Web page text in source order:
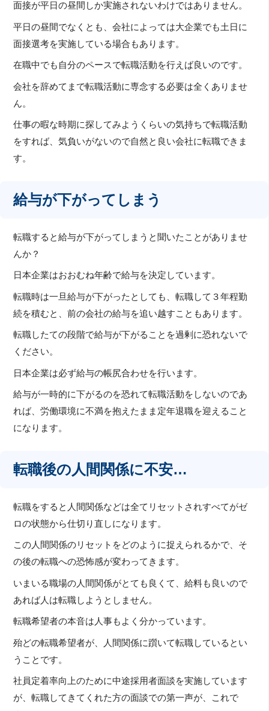
面接が平日の昼間しか実施されないわけではありません。
平日の昼間でなくとも、会社によっては大企業でも土日に
面接選考を実施している場合もあります。
在職中でも自分のペースで転職活動を行えば良いのです。
会社を辞めてまで転職活動に専念する必要は全くありませ
ん。
仕事の暇な時期に探してみようくらいの気持ちで転職活動
をすれば、気負いがないので自然と良い会社に転職できま
す。
給与が下がってしまう
転職すると給与が下がってしまうと聞いたことがありませ
んか？
日本企業はおおむね年齢で給与を決定しています。
転職時は一旦給与が下がったとしても、転職して３年程勤
続を積むと、前の会社の給与を追い越すこともあります。
転職したての段階で給与が下がることを過剰に恐れないで
ください。
日本企業は必ず給与の帳尻合わせを行います。
給与が一時的に下がるのを恐れて転職活動をしないのであ
れば、労働環境に不満を抱えたまま定年退職を迎えること
になります。
転職後の人間関係に不安…
転職をすると人間関係などは全てリセットされすべてがゼ
ロの状態から仕切り直しになります。
この人間関係のリセットをどのように捉えられるかで、そ
の後の転職への恐怖感が変わってきます。
いまいる職場の人間関係がとても良くて、給料も良いので
あれば人は転職しようとしません。
転職希望者の本音は人事もよく分かっています。
殆どの転職希望者が、人間関係に躓いて転職しているとい
うことです。
社員定着率向上のために中途採用者面談を実施しています
が、転職してきてくれた方の面談での第一声が、これで